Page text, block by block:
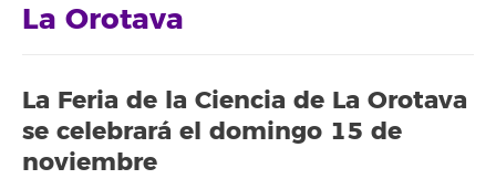
La Orotava
La Feria de la Ciencia de La Orotava
se celebrará el domingo 15 de
noviembre